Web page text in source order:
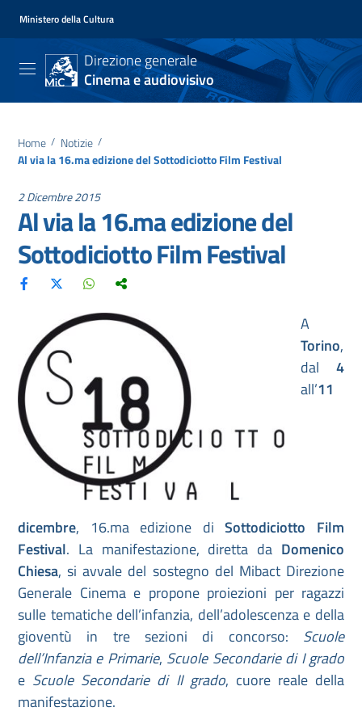
Ministero della Cultura
Direzione generale
Cinema e audiovisivo
Home / Notizie /
Al via la 16.ma edizione del Sottodiciotto Film Festival
2 Dicembre 2015
Al via la 16.ma edizione del
Sottodiciotto Film Festival
A
Torino,
dal 4
all’11
dicembre, 16.ma edizione diSottodiciotto Film
Festival. La manifestazione, diretta da Domenico
Chiesa, si avvale del sostegno del Mibact Direzione
Generale Cinema e propone proiezioni per ragazzi
sulle tematiche dell’infanzia, dell’adolescenza e della
gioventù in tre sezioni di concorso: Scuole
dell’Infanzia e Primarie, Scuole Secondarie di I grado
e Scuole Secondarie di II grado, cuore reale della
manifestazione.